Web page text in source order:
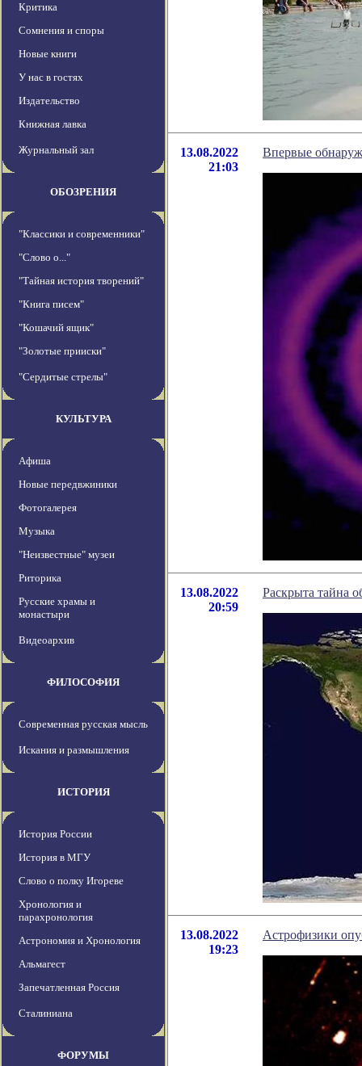
Критика
Сомнения и споры
Новые книги
У нас в гостях
Издательство
Книжная лавка
Журнальный зал
ОБОЗРЕНИЯ
"Классики и современники"
"Слово о..."
"Тайная история творений"
"Книга писем"
"Кошачий ящик"
"Золотые прииски"
"Сердитые стрелы"
КУЛЬТУРА
Афиша
Новые передвжиники
Фотогалерея
Музыка
"Неизвестные" музеи
Риторика
Русские храмы и
монастыри
Видеоархив
ФИЛОСОФИЯ
Современная русская мысль
Искания и размышления
ИСТОРИЯ
История России
История в МГУ
Слово о полку Игореве
Хронология и
парахронология
Астрономия и Хронология
Альмагест
Запечатленная Россия
Сталиниана
ФОРУМЫ
13.08.2022
21:03
Впервые
13.08.2022
20:59
Раскрыта тайна
13.08.2022
19:23
Астрофизики